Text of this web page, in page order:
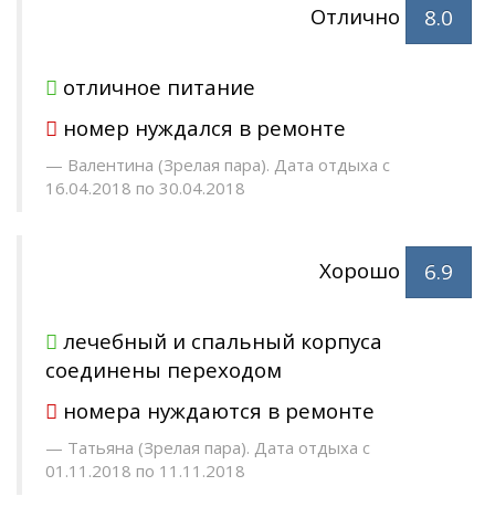
Отлично 8.0
отличное питание
номер нуждался в ремонте
Валентина (Зрелая пара). Дата отдыха с
16.04.2018 по 30.04.2018
Хорошо 6.9
лечебный и спальный корпуса
соединены переходом
номера нуждаются в ремонте
Татьяна (Зрелая пара). Дата отдыха с
01.11.2018 по 11.11.2018